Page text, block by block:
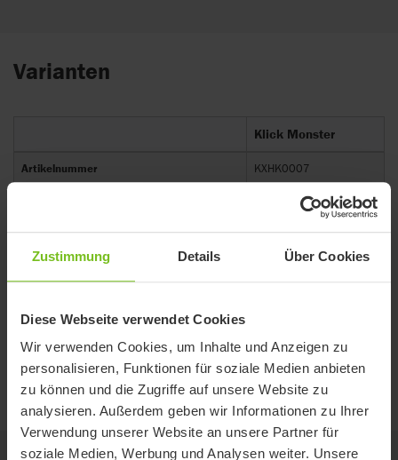
Zustimmung Details Über Cookies
Diese Webseite verwendet Cookies
Wir verwenden Cookies, um Inhalte und Anzeigen zu
personalisieren, Funktionen für soziale Medien anbieten
zu können und die Zugriffe auf unsere Website zu
analysieren. Außerdem geben wir Informationen zu Ihrer
Verwendung unserer Website an unsere Partner für
soziale Medien, Werbung und Analysen weiter. Unsere
Varianten
Klick Monster
Artikelnummer KXHK0007
18.99.04.0030
Akku 48v
Drehmoment (Nm)
Reichweite (km)
Transportgewicht (kg) 15.3